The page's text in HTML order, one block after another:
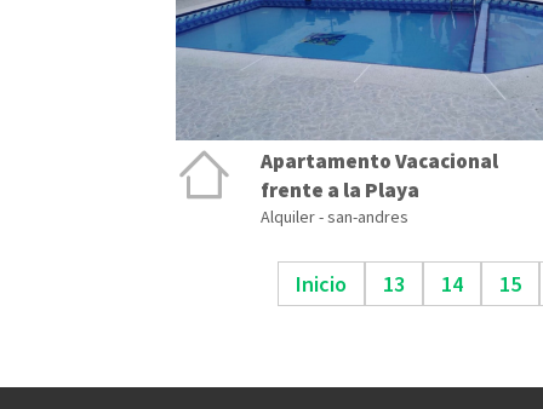
Apartamento Vacacional
frente a la Playa
Alquiler - san-andres
Inicio 13 14 15